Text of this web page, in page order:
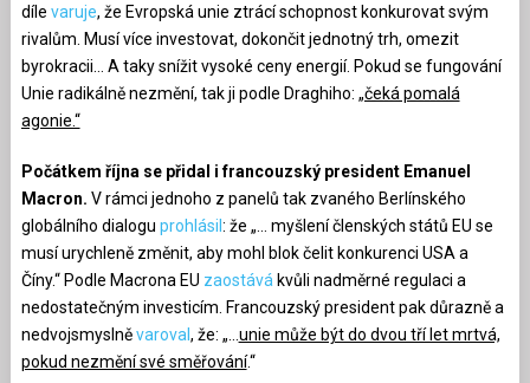
díle varuje, že Evropská unie ztrácí schopnost konkurovat svým
rivalům. Musí více investovat, dokončit jednotný trh, omezit
byrokracii… A taky snížit vysoké ceny energií. Pokud se fungování
Unie radikálně nezmění, tak ji podle Draghiho: „čeká pomalá
agonie.“
Počátkem října se přidal i francouzský president Emanuel
Macron. V rámci jednoho z panelů tak zvaného Berlínského
globálního dialogu prohlásil: že „… myšlení členských států EU se
musí urychleně změnit, aby mohl blok čelit konkurenci USA a
Číny.“ Podle Macrona EU zaostává kvůli nadměrné regulaci a
nedostatečným investicím. Francouzský president pak důrazně a
nedvojsmyslněvaroval, že: „… unie může být do dvou tří let mrtvá,
pokud nezmění své směřování.“